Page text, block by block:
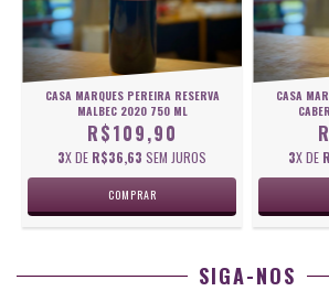
CASA MARQUES PEREIRA RESERVA
MALBEC 2020 750 ML
R$109,90
3X DE R$36,63 SEM JUROS
CASA
3X DE
SIGA-NOS